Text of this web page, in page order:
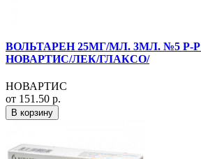
ВОЛЬТАРЕН 25МГ/МЛ. 3МЛ. №5 Р-
НОВАРТИС/ЛЕК/ГЛАКСО/
НОВАРТИС
от 151.50 р.
В корзину